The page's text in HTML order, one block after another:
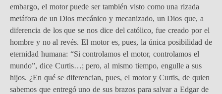
embargo, el motor puede ser también visto como una rizada
metáfora de un Dios mecánico y mecanizado, un Dios que, a
diferencia de los que se nos dice del católico, fue creado por el
hombre y no al revés. El motor es, pues, la única posibilidad de
eternidad humana: “Si controlamos el motor, controlamos el
mundo”, dice Curtis…; pero, al mismo tiempo, engulle a sus
hijos. ¿En qué se diferencian, pues, el motor y Curtis, de quien
sabemos que entregó uno de sus brazos para salvar a Edgar de